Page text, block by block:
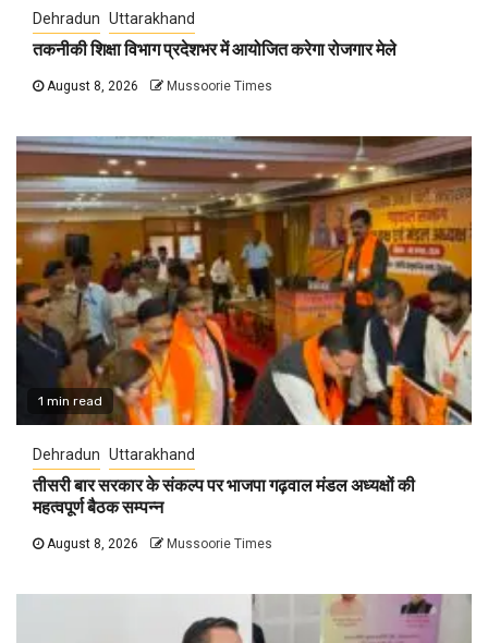
Dehradun Uttarakhand
तकनीकी शिक्षा विभाग प्रदेशभर में आयोजित करेगा रोजगार मेले
August 8, 2026 Mussoorie Times
1 min read
Dehradun Uttarakhand
तीसरी बार सरकार के संकल्प पर भाजपा गढ़वाल मंडल अध्यक्षों की
महत्वपूर्ण बैठक सम्पन्न
August 8, 2026 Mussoorie Times